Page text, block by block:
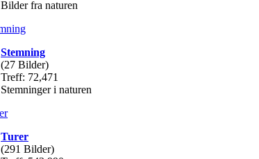
Bilder fra naturen
Stemning
(27 Bilder)
Treff: 72,471
Stemninger i naturen
Turer
(291 Bilder)